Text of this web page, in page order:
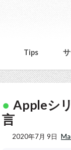
Tips
Appleシ
言
2020年7月 9日